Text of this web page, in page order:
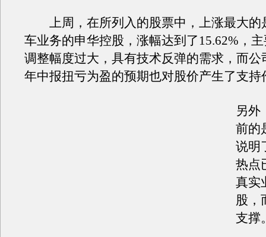
上周，在所列入的股票中，上涨最大的
车业务的申华控股，涨幅达到了15.62%，
调整幅度过大，具有技术反弹的需求，而公
年中报扭亏为盈的预期也对股价产生了支持
另外
前的
说明
热点
真实
股，
支撑